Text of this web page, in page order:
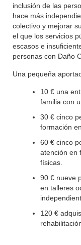
inclusión de las
hace más
colectivo y mejorar
el que los servicios
escasos e
personas con Daño
Una pequeña
10 € una
familia con
30 € cinco
formación
60 € cinco
atención en
físicas.
90 € nueve
en talleres
120 €